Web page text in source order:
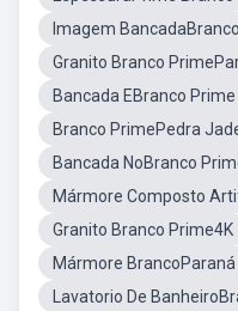
Imagem
Granito Branco
Bancada EBranco
Branco PrimePedra
Bancada NoBranco
Mármore Composto
Granito Branco Prime4K
Mármore
Lavatorio De